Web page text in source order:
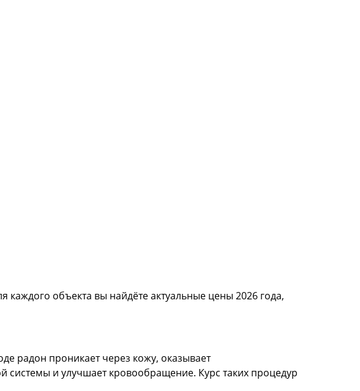
объекта вы найдёте актуальные цены 2026 года,
радон проникает через кожу, оказывает
системы и улучшает кровообращение. Курс таких процедур